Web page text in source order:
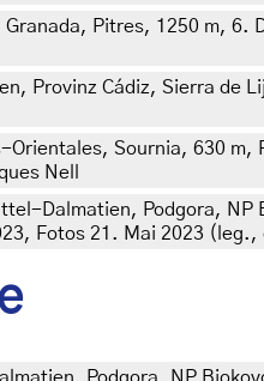
Pitres, 1250 m, 6.
Provinz Cádiz, Sierra de
Orientales, Sournia, 630 m,
Nell
Dalmatien, Podgora, NP
Fotos 21. Mai 2023